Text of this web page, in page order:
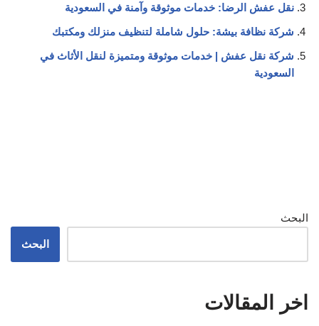
نقل عفش الرضا: خدمات موثوقة وآمنة في السعودية
شركة نظافة بيشة: حلول شاملة لتنظيف منزلك ومكتبك
شركة نقل عفش | خدمات موثوقة ومتميزة لنقل الأثاث في
السعودية
البحث
البحث
اخر المقالات